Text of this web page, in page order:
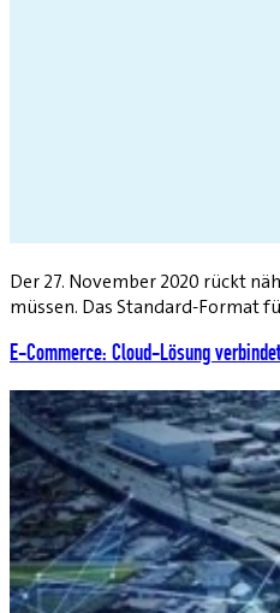
Der 27. November 2020 rückt
müssen. Das Standard-Format
E-Commerce: Cloud-Lösung